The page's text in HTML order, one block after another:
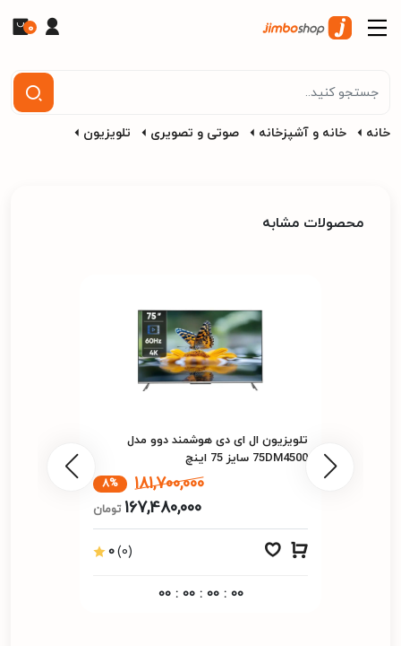
0
خانه خانه و آشپزخانه صوتی و تصویری تلویزیون
محصولات مشابه
تلویزیون ال ای دی هوشمند دوو مدل
75DM4500 سایز 75 اینچ
181,700,000
8%
167,480,000 تومان
0(0)
00 : 00 : 00 : 00